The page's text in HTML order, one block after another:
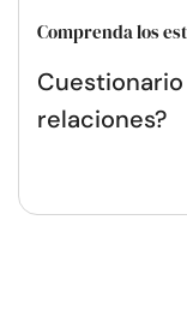
Comprenda los
relaciones?